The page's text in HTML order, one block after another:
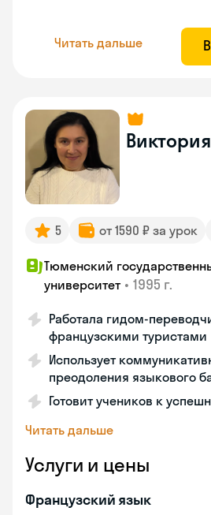
Читать дальше
Виктория
5 от 1590 ₽ за урок
Тюменский
университет • 1995 г.
Работала гидом-
французскими туристами
Использует
преодоления языкового
Готовит учеников к
Читать дальше
Услуги и цены
Французский язык